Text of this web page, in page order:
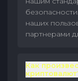
наших
партнерами
Как